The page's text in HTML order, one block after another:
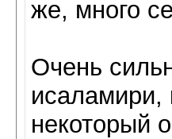
же, много
Очень
исаламири,
некоторый